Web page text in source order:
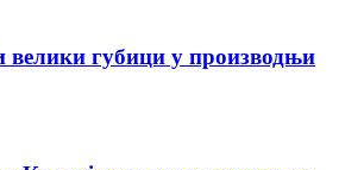
велики губици у производњи